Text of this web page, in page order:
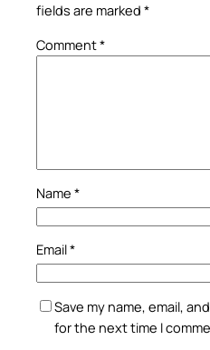
fields are marked *
Comment*
Name *
Email*
Save my name, email,
for the next time I